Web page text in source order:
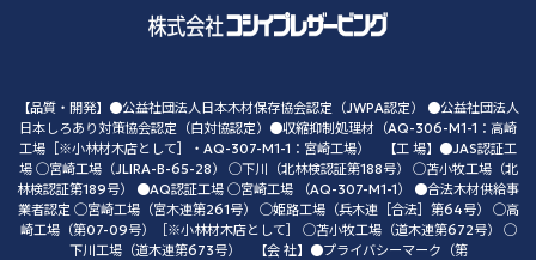
【品質・開発】●公益社団法人日本木材保存協会認定（JWPA認定） ●公益社団法人
日本しろあり対策協会認定（白対協認定）●収縮抑制処理材（AQ-306-M1-1：高崎
工場［※小林材木店として］・AQ-307-M1-1：宮崎工場） 【工 場】●JAS認証工
場 ◯宮崎工場（JLIRA-B-65-28） ◯下川（北林検認証第188号） ◯苫小牧工場（北
林検認証第189号） ●AQ認証工場 ◯宮崎工場 （AQ-307-M1-1） ●合法木材供給事
業者認定 ◯宮崎工場（宮木連第261号） ◯姫路工場（兵木連［合法］第64号） ◯高
崎工場（第07-09号）［※小林材木店として］ ◯苫小牧工場（道木連第672号） ◯
下川工場（道木連第673号） 【会 社】●プライバシーマーク（第